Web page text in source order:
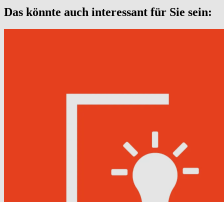
Das könnte auch interessant für Sie sein: